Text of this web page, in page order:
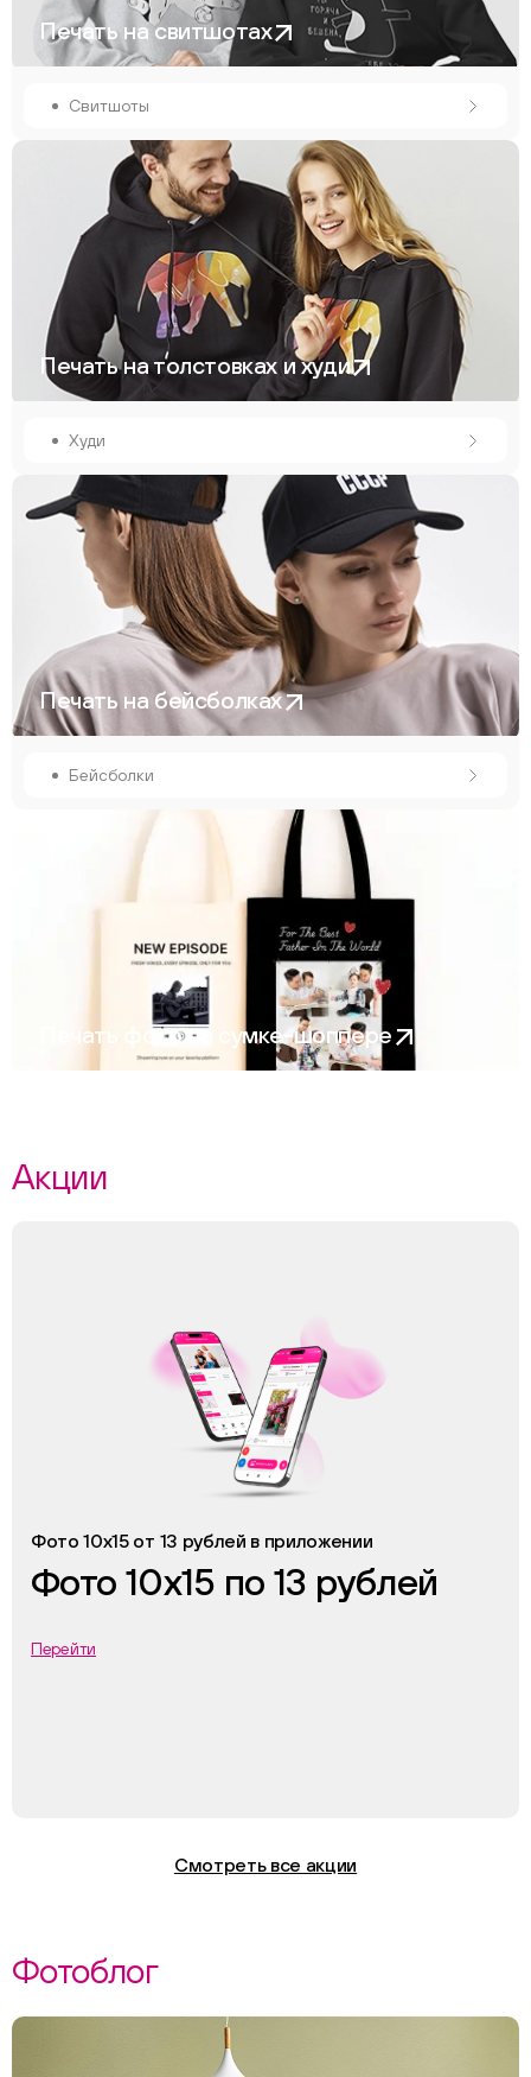
Печать на свитшотах
Свитшоты
Печать на толстовках и худи
Худи
Печать на бейсболках
Бейсболки
Печать фото на сумке-шоппере
Акции
Фото 10х15 от 13 рублей в приложении
Фото 10х15 по 13 рублей
Перейти
Смотреть все акции
Фотоблог